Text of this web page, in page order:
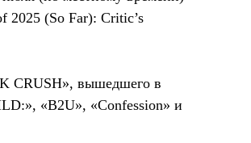
2025 (So Far): Critic’s
CRUSH», вышедшего в
«B2U», «Confession» и